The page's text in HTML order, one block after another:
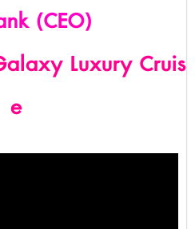
(CEO)
Luxury Cruis
e